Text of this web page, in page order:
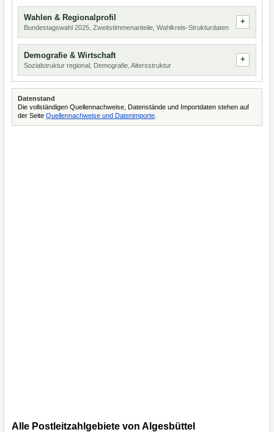
Wahlen & Regionalprofil
Bundestagswahl 2025, Zweitstimmenanteile, Wahlkreis-Strukturdaten
Demografie & Wirtschaft
Sozialstruktur regional, Demografie, Altersstruktur
Datenstand
Die vollständigen Quellennachweise, Datenstände und Importdaten stehen auf
der Seite Quellennachweise und Datenimporte
Alle Postleitzahlgebiete von Algesbüttel